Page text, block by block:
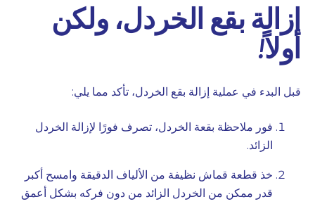
إزالة بقع الخردل، ولكن
أولاً!
قبل البدء في عملية إزالة بقع الخردل، تأكد مما يلي:
فور ملاحظة بقعة الخردل، تصرف فورًا لإزالة الخردل
الزائد.
خذ قطعة قماش نظيفة من الألياف الدقيقة وامسح أكبر
قدر ممكن من الخردل الزائد من دون فركه بشكل أعمق